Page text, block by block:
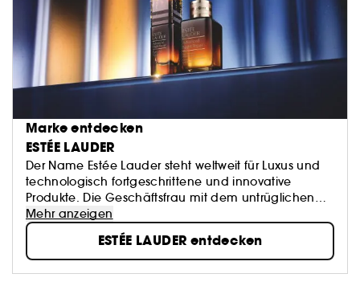
Marke entdecken
ESTÉE LAUDER
Der Name Estée Lauder steht weltweit für Luxus und
technologisch fortgeschrittene und innovative
Produkte. Die Geschäftsfrau mit dem untrüglichen
Gespür für Glamour gründete 1946 ihre eigene Firma
mit nur einem Töpfchen Hautcreme - und der Vision,
die verführerischste Seite einer jeden Frau zum
Vorschein zu bringen. Aus ihrem Traum wurde
Wirklichkeit und aus einem Töpfchen Creme ist ein
Mehr anzeigen
ESTÉE LAUDER entdecken